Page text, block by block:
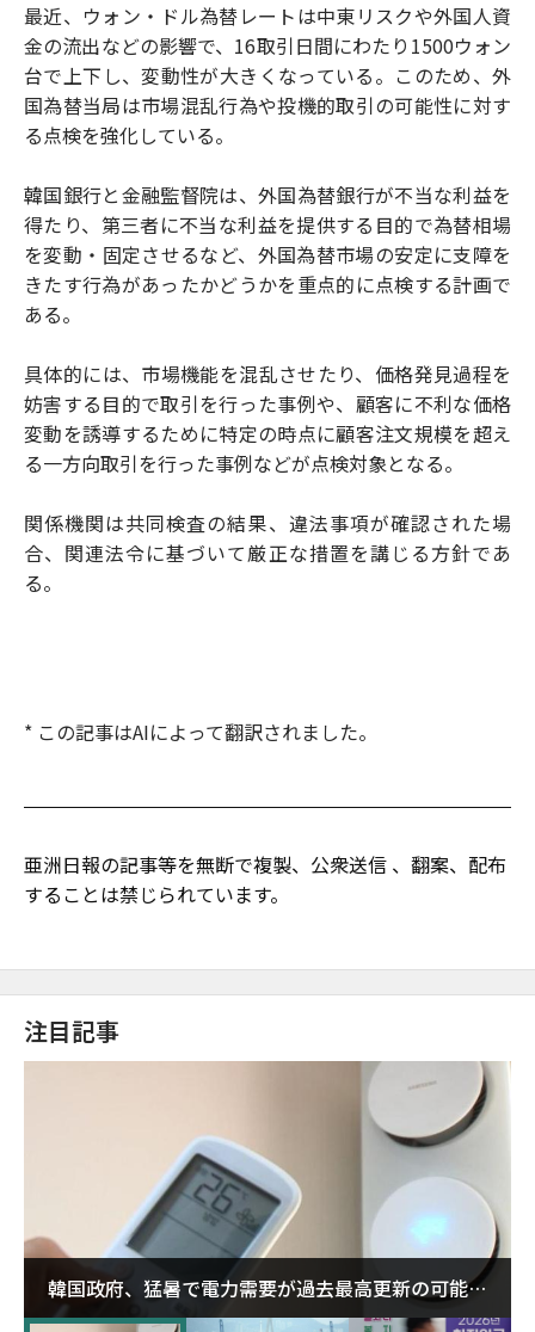
最近、ウォン・ドル為替レートは中東リスクや外国人資
金の流出などの影響で、16取引日間にわたり1500ウォン
台で上下し、変動性が大きくなっている。このため、外
国為替当局は市場混乱行為や投機的取引の可能性に対す
る点検を強化している。
韓国銀行と金融監督院は、外国為替銀行が不当な利益を
得たり、第三者に不当な利益を提供する目的で為替相場
を変動・固定させるなど、外国為替市場の安定に支障を
きたす行為があったかどうかを重点的に点検する計画で
ある。
具体的には、市場機能を混乱させたり、価格発見過程を
妨害する目的で取引を行った事例や、顧客に不利な価格
変動を誘導するために特定の時点に顧客注文規模を超え
る一方向取引を行った事例などが点検対象となる。
関係機関は共同検査の結果、違法事項が確認された場
合、関連法令に基づいて厳正な措置を講じる方針であ
る。
* この記事はAIによって翻訳されました。
亜洲日報の記事等を無断で複製、公衆送信 、翻案、配布
することは禁じられています。
注目記事
韓国政府、猛暑で電力需要が過去最高更新の可能性